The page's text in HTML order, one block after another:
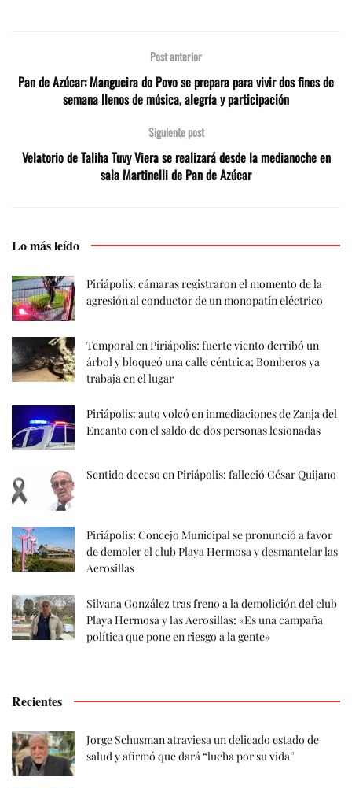
Post anterior
Pan de Azúcar: Mangueira do Povo se prepara para vivir dos fines de
semana llenos de música, alegría y participación
Siguiente post
Velatorio de Taliha Tuvy Viera se realizará desde la medianoche en
sala Martinelli de Pan de Azúcar
Lo más leído
Piriápolis: cámaras registraron el momento de la
agresión al conductor de un monopatín eléctrico
Temporal en Piriápolis: fuerte viento derribó un
árbol y bloqueó una calle céntrica; Bomberos ya
trabaja en el lugar
Piriápolis: auto volcó en inmediaciones de Zanja del
Encanto con el saldo de dos personas lesionadas
Sentido deceso en Piriápolis: falleció César Quijano
Piriápolis: Concejo Municipal se pronunció a favor
de demoler el club Playa Hermosa y desmantelar las
Aerosillas
Silvana González tras freno a la demolición del club
Playa Hermosa y las Aerosillas: «Es una campaña
política que pone en riesgo a la gente»
Recientes
Jorge Schusman atraviesa un delicado estado de
salud y afirmó que dará “lucha por su vida”